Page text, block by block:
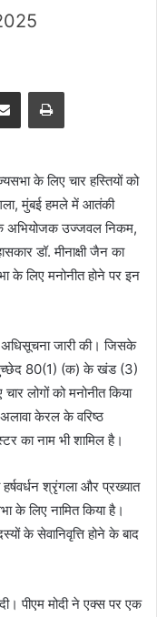
Share via Email Print
के लिए चार हस्तियों को
मुंबई हमले में आतंकी
अभियोजक उज्जवल निकम,
डॉ. मीनाक्षी जैन का
के लिए मनोनीत होने पर इन
जारी की। जिसके
80(1) (क) के खंड (3)
लोगों को मनोनीत किया
केरल के वरिष्ठ
का नाम भी शामिल है।
श्रृंगला और प्रख्यात
के लिए नामित किया है।
के सेवानिवृत्ति होने के बाद
पीएम मोदी ने एक्स पर एक